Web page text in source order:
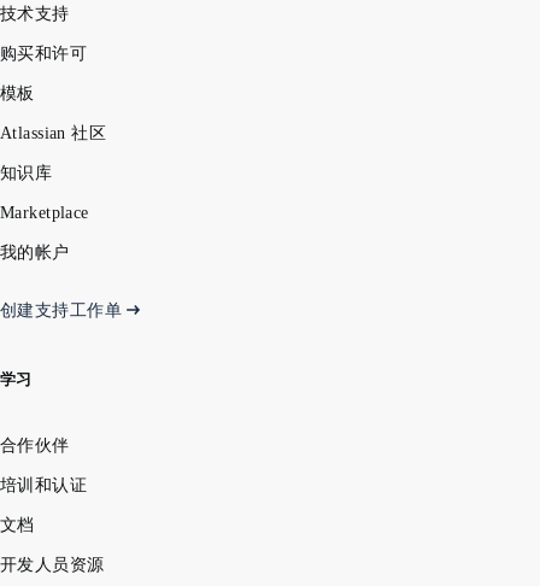
技术支持
购买和许可
模板
Atlassian 社区
知识库
Marketplace
我的帐户
创建支持工作单
学习
合作伙伴
培训和认证
文档
开发人员资源